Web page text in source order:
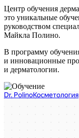
Центр обучения
это уникальные
руководством
Майкла Полино.
В программу
и инновационные
и дерматологии.